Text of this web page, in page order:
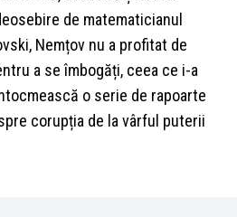
de matematicianul
Nemțov nu a profitat de
a se îmbogăți, ceea ce i-a
o serie de rapoarte
corupția de la vârful puterii